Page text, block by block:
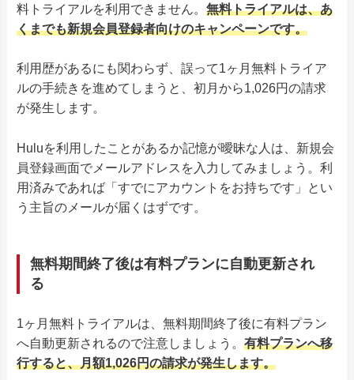
料トライアルを利用できません。 無料トライアルは、あ
くまでも新規会員登録者向けのキャンペーンです。
利用歴があるにも関わらず、誤って1ヶ月無料トライア
ルの手続きを進めてしまうと、初月から1,026円の請求
が発生します。
Huluを利用したことがあるか記憶が曖昧な人は、新規会
員登録画面でメールアドレスを入力してみましょう。利
用済みであれば「すでにアカウントをお持ちです」とい
う主旨のメールが届くはずです。
無料期間終了後は有料プランに自動更新され
る
1ヶ月無料トライアルは、無料期間終了後に有料プラン
へ自動更新されるので注意しましょう。 有料プランへ移
行すると、月額1,026円の請求が発生します。